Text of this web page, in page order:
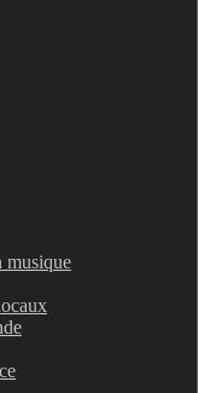
musique